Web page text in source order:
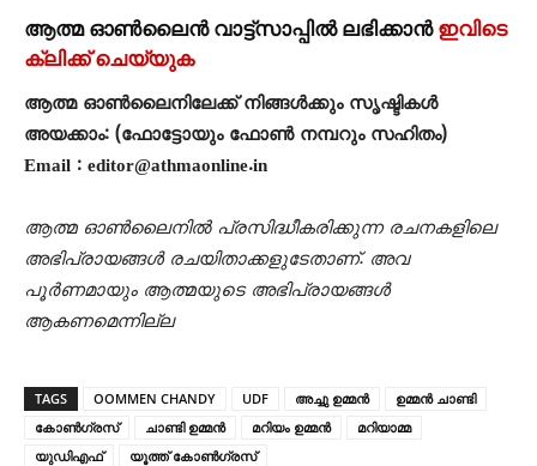
ആത്മ ഓൺലൈൻ വാട്ട്സാപ്പിൽ ലഭിക്കാൻ ഇവിടെ
ക്ലിക്ക് ചെയ്യുക
ആത്മ ഓൺലൈനിലേക്ക് നിങ്ങൾക്കും സൃഷ്ടികൾ
അയക്കാം: (ഫോട്ടോയും ഫോണ്‍ നമ്പറും സഹിതം)
Email : editor@athmaonline.in
ആത്മ ഓൺലൈനിൽ പ്രസിദ്ധീകരിക്കുന്ന രചനകളിലെ
അഭിപ്രായങ്ങൾ രചയിതാക്കളുടേതാണ്. അവ
പൂർണമായും ആത്മയുടെ അഭിപ്രായങ്ങൾ
ആകണമെന്നില്ല
TAGS OOMMEN CHANDY UDF അച്ചു ഉമ്മന്‍
ഉമ്മന്‍ ചാണ്ടി
കോണ്‍ഗ്രസ്
ചാണ്ടി ഉമ്മന്‍ മറിയം ഉമ്മന്‍
മറിയാമ്മ
യുഡിഎഫ്
യൂത്ത് കോണ്‍ഗ്രസ്